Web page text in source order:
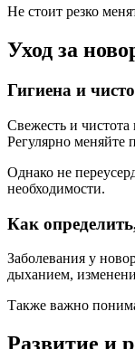
Не стоит резко
Уход за
Гигиена и
Свежесть и
Регулярно меняйте
Однако не
необходимости.
Как
Заболевания у
дыханием,
Также важно
Развитие и